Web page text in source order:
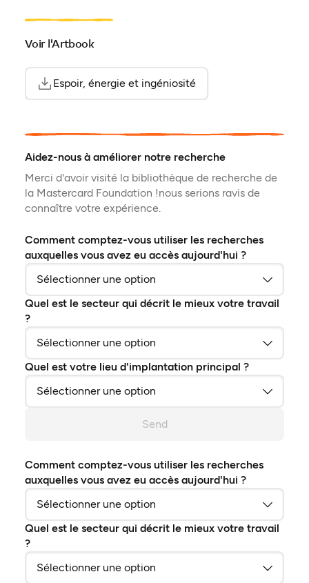
Voir l'Artbook
Espoir, énergie et ingéniosité(ouvre en PDF)
(ouvre dans un nouvel
Aidez-nous à améliorer notre recherche
Merci d'avoir visité la bibliothèque de recherche de
la Mastercard Foundation !nous serions ravis de
connaître votre expérience.
Comment comptez-vous utiliser les recherches
auxquelles vous avez eu accès aujourd'hui ?
Quel est le secteur qui décrit le mieux votre travail
?
Quel est votre lieu d'implantation principal ?
Send
Comment comptez-vous utiliser les recherches
auxquelles vous avez eu accès aujourd'hui ?
Quel est le secteur qui décrit le mieux votre travail
?